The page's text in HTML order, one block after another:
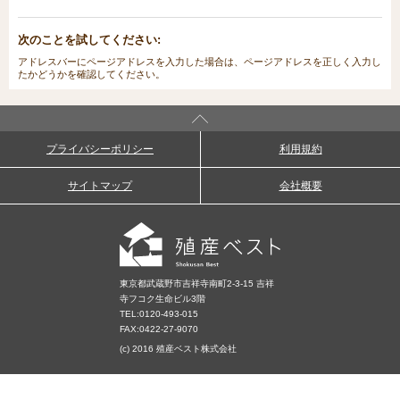
次のことを試してください:
アドレスバーにページアドレスを入力した場合は、ページアドレスを正しく入力し
たかどうかを確認してください。
プライバシーポリシー 利用規約
サイトマップ 会社概要
東京都武蔵野市吉祥寺南町2-3-15 吉祥
寺フコク生命ビル3階
TEL:0120-493-015
FAX:0422-27-9070
(c) 2016 殖産ベスト株式会社